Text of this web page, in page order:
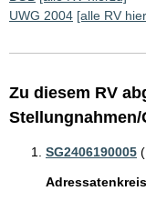
UWG 2004 [alle RV
Zu diesem RV
Stellungnahmen/
SG2406190005 (